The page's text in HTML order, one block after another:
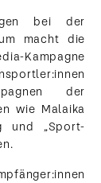
bei der
macht die
Kampagne
der
wie Malaika
und „Sport-